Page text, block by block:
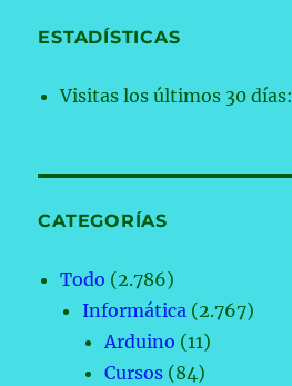
ESTADÍSTICAS
Visitas los últimos 30 días:
CATEGORÍAS
Todo (2.786)
Informática (2.767)
Arduino (11)
Cursos (84)